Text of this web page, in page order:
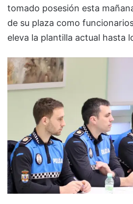
tomado posesión esta
de su plaza como
eleva la plantilla actual hasta